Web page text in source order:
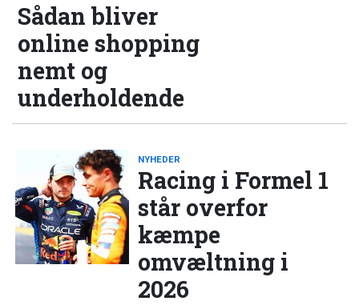
Sådan bliver
online shopping
nemt og
underholdende
NYHEDER
Racing i Formel 1
står overfor
kæmpe
omvæltning i
2026